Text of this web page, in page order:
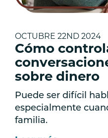
OCTUBRE 22ND 2024
Cómo
sobre dinero
Puede ser difícil
especialmente
familia.